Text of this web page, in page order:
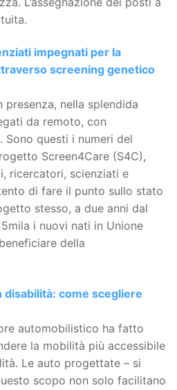
impegnati per la
screening genetico
nella splendida
da remoto, con
questi i numeri del
Screen4Care (S4C),
ricercatori, scienziati e
di fare il punto sullo stato
stesso, a due anni dal
i nuovi nati in Unione
della
disabilità: come scegliere
automobilistico ha fatto
la mobilità più accessibile
Le auto progettate – si
scopo non solo facilitano